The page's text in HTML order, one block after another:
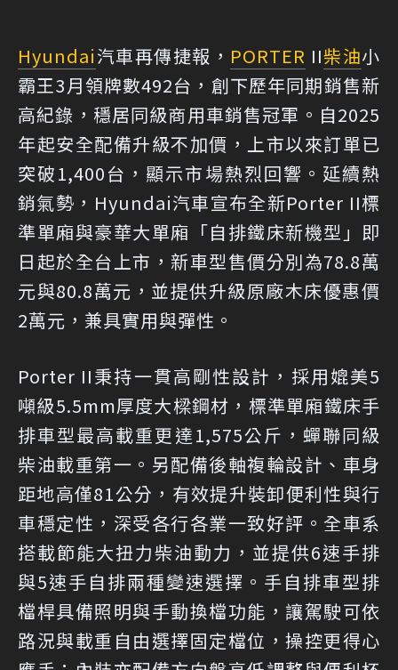
Hyundai汽車再傳捷報， PORTER II柴油小
霸王3月領牌數492台，創下歷年同期銷售新
高紀錄，穩居同級商用車銷售冠軍。自2025
年起安全配備升級不加價，上市以來訂單已
突破1,400台，顯示市場熱烈回響。延續熱
銷氣勢，Hyundai汽車宣布全新Porter II標
準單廂與豪華大單廂「自排鐵床新機型」即
日起於全台上市，新車型售價分別為78.8萬
元與80.8萬元，並提供升級原廠木床優惠價
2萬元，兼具實用與彈性。
Porter II秉持一貫高剛性設計，採用媲美5
噸級5.5mm厚度大樑鋼材，標準單廂鐵床手
排車型最高載重更達1,575公斤，蟬聯同級
柴油載重第一。另配備後軸複輪設計、車身
距地高僅81公分，有效提升裝卸便利性與行
車穩定性，深受各行各業一致好評。全車系
搭載節能大扭力柴油動力，並提供6速手排
與5速手自排兩種變速選擇。手自排車型排
檔桿具備照明與手動換檔功能，讓駕駛可依
路況與載重自由選擇固定檔位，操控更得心